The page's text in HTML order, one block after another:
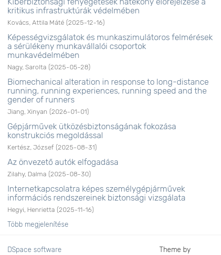
kritikus infrastruktúrák védelmében
Kovács, Attila Máté (2025-12-16)
Képességvizsgálatok és munkaszimulátoros felmérések
a sérülékeny munkavállalói csoportok
munkavédelmében
Nagy, Sarolta (2025-05-28)
Biomechanical alteration in response to long-distance
running, running experiences, running speed and the
gender of runners
Jiang, Xinyan (2026-01-01)
Gépjárművek ütközésbiztonságának fokozása
konstrukciós megoldással
Kertész, József (2025-08-31)
Az önvezető autók elfogadása
Zilahy, Dalma (2025-08-30)
Internetkapcsolatra képes személygépjárművek
információs rendszereinek biztonsági vizsgálata
Hegyi, Henrietta (2025-11-16)
Több megjelenítése
DSpace software Theme by